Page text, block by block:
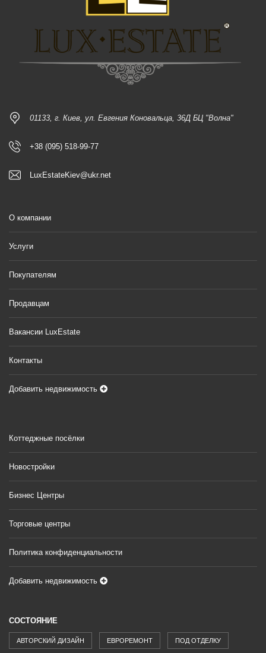
01133, г. Киев, ул. Евгения Коновальца, 36Д БЦ "Волна"
+38 (095) 518-99-77
LuxEstateKiev@ukr.net
О компании
Услуги
Покупателям
Продавцам
Вакансии LuxEstate
Контакты
Добавить недвижимость
Коттеджные посёлки
Новостройки
Бизнес Центры
Торговые центры
Политика конфиденциальности
Добавить недвижимость
СОСТОЯНИЕ
АВТОРСКИЙ ДИЗАЙН ЕВРОРЕМОНТ ПОД ОТДЕЛКУ